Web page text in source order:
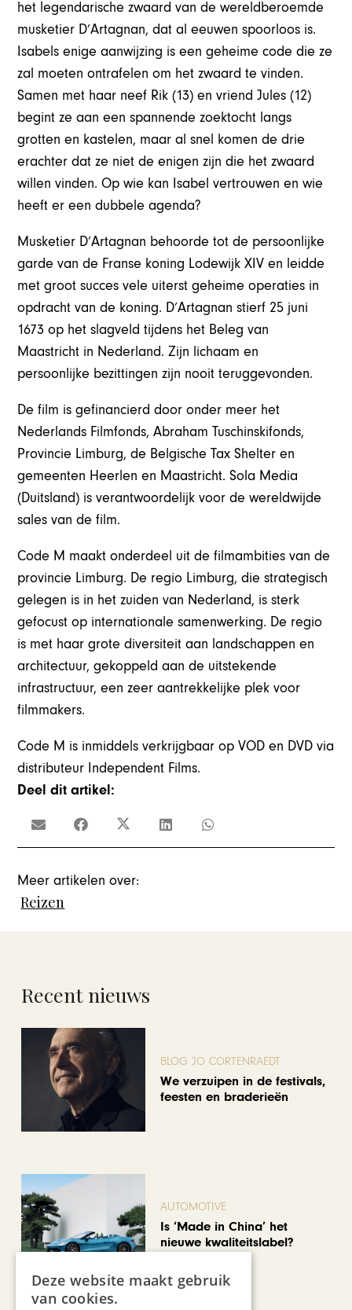
het legendarische zwaard van de wereldberoemde
musketier D’Artagnan, dat al eeuwen spoorloos is.
Isabels enige aanwijzing is een geheime code die ze
zal moeten ontrafelen om het zwaard te vinden.
Samen met haar neef Rik (13) en vriend Jules (12)
begint ze aan een spannende zoektocht langs
grotten en kastelen, maar al snel komen de drie
erachter dat ze niet de enigen zijn die het zwaard
willen vinden. Op wie kan Isabel vertrouwen en wie
heeft er een dubbele agenda?
Musketier D’Artagnan behoorde tot de persoonlijke
garde van de Franse koning Lodewijk XIV en leidde
met groot succes vele uiterst geheime operaties in
opdracht van de koning. D’Artagnan stierf 25 juni
1673 op het slagveld tijdens het Beleg van
Maastricht in Nederland. Zijn lichaam en
persoonlijke bezittingen zijn nooit teruggevonden.
De film is gefinancierd door onder meer het
Nederlands Filmfonds, Abraham Tuschinskifonds,
Provincie Limburg, de Belgische Tax Shelter en
gemeenten Heerlen en Maastricht. Sola Media
(Duitsland) is verantwoordelijk voor de wereldwijde
sales van de film.
Code M maakt onderdeel uit de filmambities van de
provincie Limburg. De regio Limburg, die strategisch
gelegen is in het zuiden van Nederland, is sterk
gefocust op internationale samenwerking. De regio
is met haar grote diversiteit aan landschappen en
architectuur, gekoppeld aan de uitstekende
infrastructuur, een zeer aantrekkelijke plek voor
filmmakers.
Code M is inmiddels verkrijgbaar op VOD en DVD via
distributeur Independent Films.
Deel dit artikel:
Meer artikelen over:
Reizen
Recent nieuws
BLOG JO CORTENRAEDT
We verzuipen in de festivals,
feesten en braderieën
AUTOMOTIVE
Is ‘Made in China’ het
nieuwe kwaliteitslabel?
Deze website maakt gebruik
van cookies.